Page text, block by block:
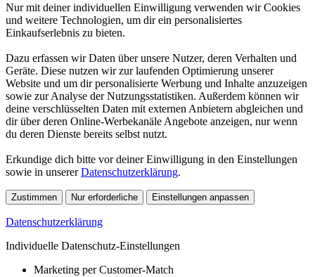
Nur mit deiner individuellen Einwilligung verwenden wir Cookies
und weitere Technologien, um dir ein personalisiertes
Einkaufserlebnis zu bieten.
Dazu erfassen wir Daten über unsere Nutzer, deren Verhalten und
Geräte. Diese nutzen wir zur laufenden Optimierung unserer
Website und um dir personalisierte Werbung und Inhalte anzuzeigen
sowie zur Analyse der Nutzungsstatistiken. Außerdem können wir
deine verschlüsselten Daten mit externen Anbietern abgleichen und
dir über deren Online-Werbekanäle Angebote anzeigen, nur wenn
du deren Dienste bereits selbst nutzt.
Erkundige dich bitte vor deiner Einwilligung in den Einstellungen
sowie in unsererDatenschutzerklärung.
Zustimmen Nur erforderliche Einstellungen anpassen
Datenschutzerklärung
Individuelle Datenschutz-Einstellungen
Marketing per Customer-Match